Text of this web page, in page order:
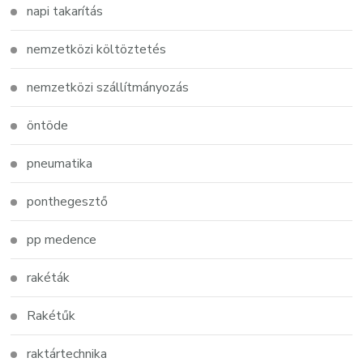
napi takarítás
nemzetközi költöztetés
nemzetközi szállítmányozás
öntöde
pneumatika
ponthegesztő
pp medence
rakéták
Rakétűk
raktártechnika